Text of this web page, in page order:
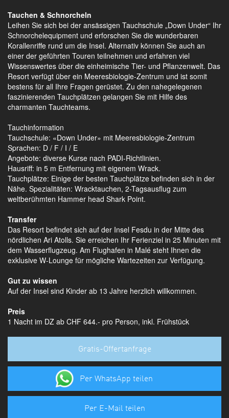
Tauchen & Schnorcheln
Leihen Sie sich bei der ansässigen Tauchschule „Down Under“ Ihr
Schnorchelequipment und erforschen Sie die wunderbaren
Korallenriffe rund um die Insel. Alternativ können Sie auch an
einer der geführten Touren teilnehmen und erfahren viel
Wissenswertes über die einheimische Tier- und Pflanzenwelt. Das
Resort verfügt über ein Meeresbiologie-Zentrum und ist somit
bestens für all Ihre Fragen gerüstet. Zu den nahegelegenen
faszinierenden Tauchplätzen gelangen Sie mit Hilfe des
charmanten Tauchteams.
Tauchinformation
Tauchschule: «Down Under» mit Meeresbiologie-Zentrum
Sprachen: D / F / I / E
Angebote: diverse Kurse nach PADI-Richtlinien.
Hausriff: in 5 m Entfernung mit eigenem Wrack.
Tauchplätze: Einige der besten Tauchplätze befinden sich in der
Nähe. Spezialitäten: Wracktauchen, 2-Tagsausflug zum
weltberühmten Hammer head Shark Point.
Transfer
Das Resort befindet sich auf der Insel Fesdu in der Mitte des
nördlichen Ari Atolls. Sie erreichen Ihr Ferienziel in 25 Minuten mit
dem Wasserflugzeug. Am Flughafen in Malé steht Ihnen die
exklusive W-Lounge für mögliche Wartezeiten zur Verfügung.
Gut zu wissen
Auf der Insel sind Kinder ab 13 Jahre herzlich willkommen.
Preis
1 Nacht im DZ ab CHF 644.- pro Person, inkl. Frühstück
Gratis-Offertanfrage
Per WhatsApp teilen
Per E-Mail teilen